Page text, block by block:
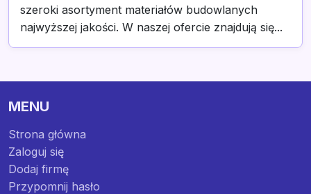
szeroki asortyment materiałów budowlanych
najwyższej jakości. W naszej ofercie znajdują się...
MENU
Strona główna
Zaloguj się
Dodaj firmę
Przypomnij hasło